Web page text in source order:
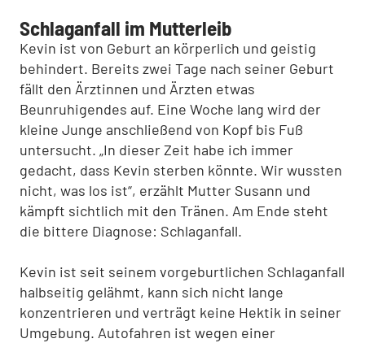
Schlaganfall im Mutterleib
Kevin ist von Geburt an körperlich und geistig
behindert. Bereits zwei Tage nach seiner Geburt
fällt den Ärztinnen und Ärzten etwas
Beunruhigendes auf. Eine Woche lang wird der
kleine Junge anschließend von Kopf bis Fuß
untersucht. „In dieser Zeit habe ich immer
gedacht, dass Kevin sterben könnte. Wir wussten
nicht, was los ist“, erzählt Mutter Susann und
kämpft sichtlich mit den Tränen. Am Ende steht
die bittere Diagnose: Schlaganfall.
Kevin ist seit seinem vorgeburtlichen Schlaganfall
halbseitig gelähmt, kann sich nicht lange
konzentrieren und verträgt keine Hektik in seiner
Umgebung. Autofahren ist wegen einer